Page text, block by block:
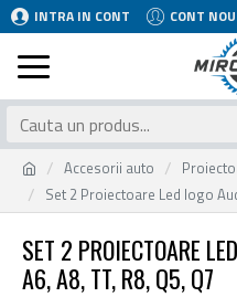
INTRA IN CONT CONT NOU
Accesorii auto
Set 2 Proiectoare Led logo
SET 2 PROIECTOARE
A6, A8, TT, R8, Q5, Q7